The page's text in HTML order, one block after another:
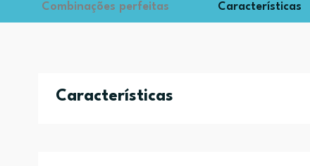
Combinações perfeitas Características
Características